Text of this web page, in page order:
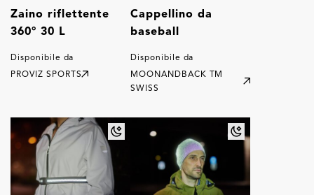
Zaino riflettente
360° 30 L
Disponibile da
PROVIZ SPORTS
Cappellino da
baseball
Disponibile da
MOONANDBACK TM
SWISS